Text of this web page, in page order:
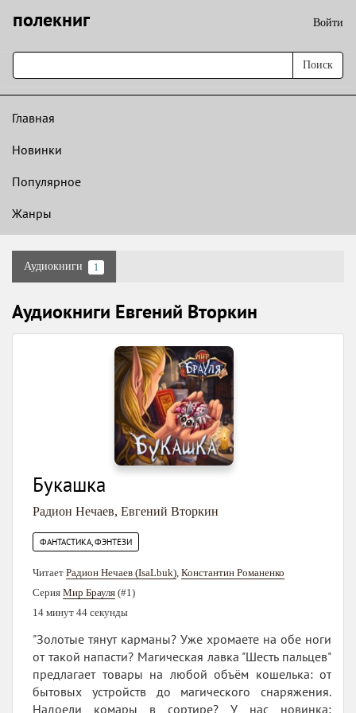
полекниг Войти
Поиск
Главная
Новинки
Популярное
Жанры
Аудиокниги 1
Аудиокниги Евгений Вторкин
Букашка
Радион Нечаев, Евгений Вторкин
ФАНТАСТИКА, ФЭНТЕЗИ
Читает Радион Нечаев (IsaLbuk), Константин Романенко
Серия Мир Брауля (#1)
14 минут 44 секунды
"Золотые тянут карманы? Уже хромаете на обе ноги
от такой напасти? Магическая лавка "Шесть пальцев"
предлагает товары на любой объём кошелька: от
бытовых устройств до магического снаряжения.
Надоели комары в сортире? У нас новинка: